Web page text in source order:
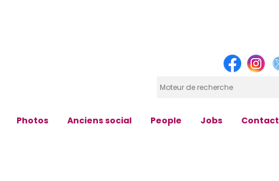
Photos Anciens social People Jobs Contact